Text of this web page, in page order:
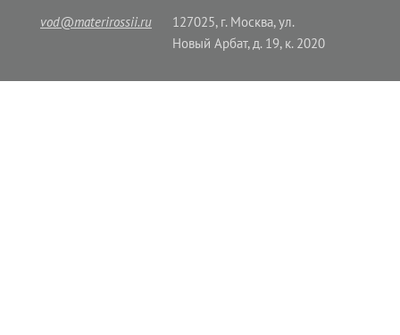
vod@materirossii.ru
127025, г. Москва, ул.
Новый Арбат, д. 19, к. 2020